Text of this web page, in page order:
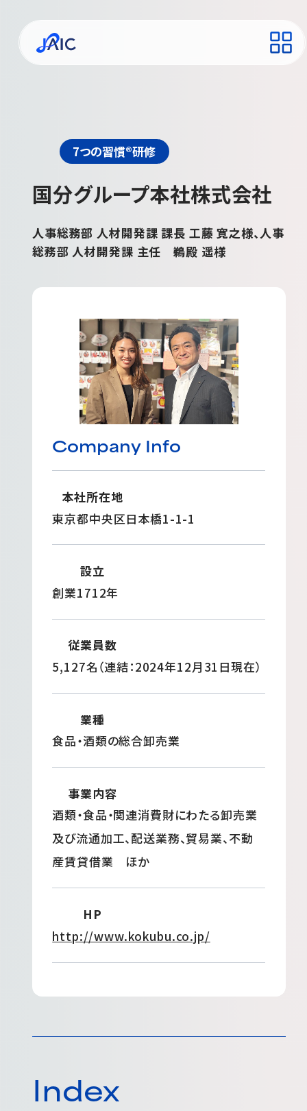
7つの習慣®研修
国分グループ本社株式会社
人事総務部 人材開発課 課長 工藤 寛之様、人事
総務部 人材開発課 主任 鵜殿 遥様
Company Info
本社所在地
東京都中央区日本橋1-1-1
設立
創業1712年
従業員数
5,127名（連結：2024年12月31日現在）
業種
食品・酒類の総合卸売業
事業内容
酒類・食品・関連消費財にわたる卸売業
及び流通加工、配送業務、貿易業、不動
産賃貸借業 ほか
HP
http://www.kokubu.co.jp/
Index